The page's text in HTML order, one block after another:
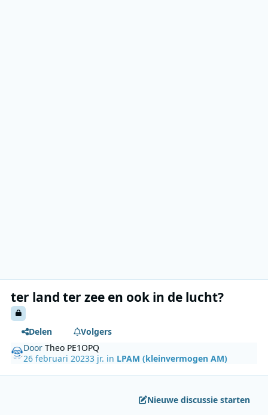
ter land ter zee en ook in de lucht?
Delen
Volgers
DoorTheo PE1OPQ
26 februari 20233 jr. in LPAM (kleinvermogen AM)
Nieuwe discussie starten